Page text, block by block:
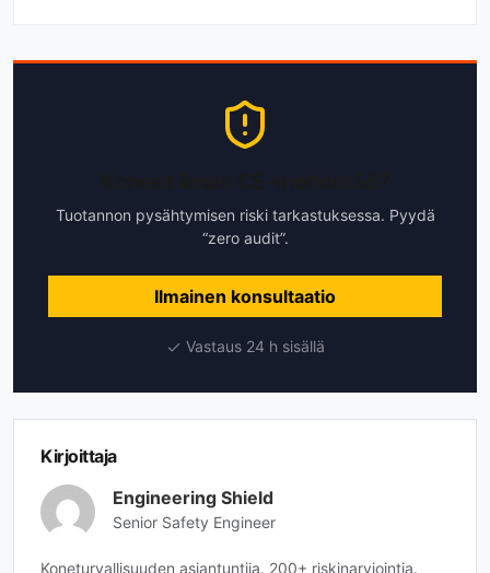
Tuotannon pysähtymisen riski tarkastuksessa. Pyydä
“zero audit”.
Ilmainen konsultaatio
Vastaus 24 h sisällä
Kirjoittaja
Engineering Shield
Senior Safety Engineer
Koneturvallisuuden asiantuntija. 200+ riskinarviointia.